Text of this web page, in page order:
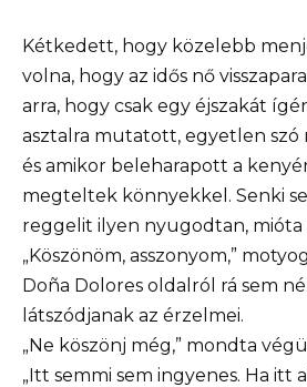
Kétkedett, hogy közelebb
volna, hogy az idős nő
arra, hogy csak egy éjszakát
asztalra mutatott, egyetlen szó
és amikor beleharapott a
megteltek könnyekkel. Senki
reggelit ilyen nyugodtan, mióta
„Köszönöm, asszonyom,”
Doña Dolores oldalról rá sem
látszódjanak az érzelmei.
„Ne köszönj még,” mondta
„Itt semmi sem ingyenes. Ha itt